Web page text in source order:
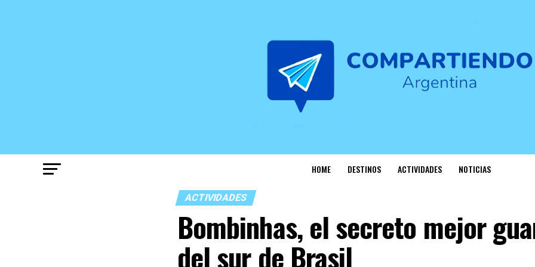
HOME DESTINOS ACTIVIDADES NOTICIAS
ACTIVIDADES
Bombinhas, el secreto mejor
del sur de Brasil